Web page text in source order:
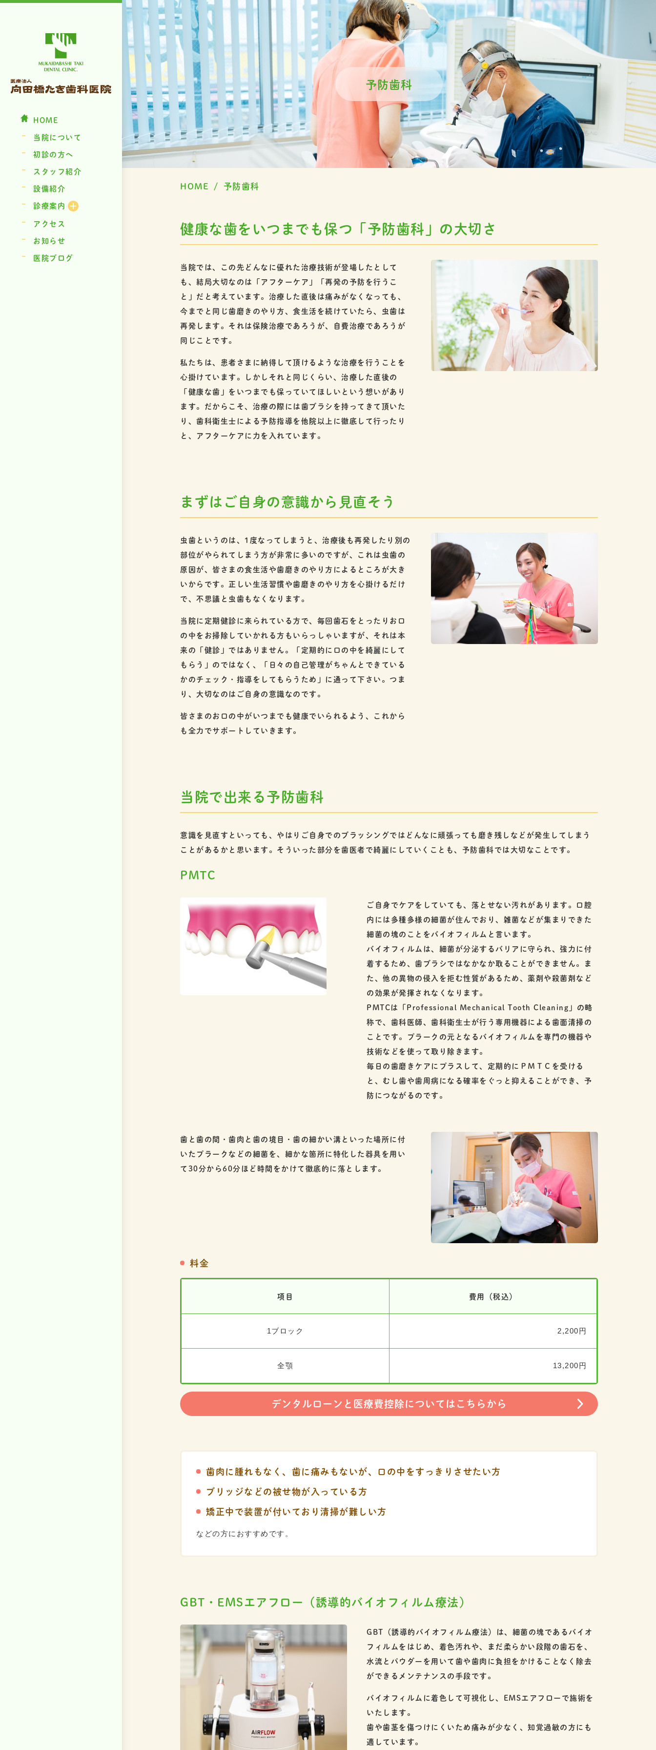
HOME
当院について
初診の方へ
スタッフ紹介
設備紹介
診療案内
アクセス
お知らせ
医院ブログ
予防歯科
HOME 予防歯科
健康な歯をいつまでも保つ「予防歯科」の大切さ
当院では、この先どんなに優れた治療技術が登場したとして
も、結局大切なのは「アフターケア」「再発の予防を行うこ
と」だと考えています。治療した直後は痛みがなくなっても、
今までと同じ歯磨きのやり方、食生活を続けていたら、虫歯は
再発します。それは保険治療であろうが、自費治療であろうが
同じことです。
私たちは、患者さまに納得して頂けるような治療を行うことを
心掛けています。しかしそれと同じくらい、治療した直後の
「健康な歯」をいつまでも保っていてほしいという想いがあり
ます。だからこそ、治療の際には歯ブラシを持ってきて頂いた
り、歯科衛生士による予防指導を他院以上に徹底して行ったり
と、アフターケアに力を入れています。
まずはご自身の意識から見直そう
虫歯というのは、1度なってしまうと、治療後も再発したり別の
部位がやられてしまう方が非常に多いのですが、これは虫歯の
原因が、皆さまの食生活や歯磨きのやり方によるところが大き
いからです。正しい生活習慣や歯磨きのやり方を心掛けるだけ
で、不思議と虫歯もなくなります。
当院に定期健診に来られている方で、毎回歯石をとったりお口
の中をお掃除していかれる方もいらっしゃいますが、それは本
来の「健診」ではありません。「定期的に口の中を綺麗にして
もらう」のではなく、「日々の自己管理がちゃんとできている
かのチェック・指導をしてもらうため」に通って下さい。つま
り、大切なのはご自身の意識なのです。
皆さまのお口の中がいつまでも健康でいられるよう、これから
も全力でサポートしていきます。
当院で出来る予防歯科
意識を見直すといっても、やはりご自身でのブラッシングではどんなに頑張っても磨き残しなどが発生してしまう
ことがあるかと思います。そういった部分を歯医者で綺麗にしていくことも、予防歯科では大切なことです。
PMTC
ご自身でケアをしていても、落とせない汚れがあります。口腔
内には多種多様の細菌が住んでおり、雑菌などが集まりできた
細菌の塊のことをバイオフィルムと言います。
バイオフィルムは、細菌が分泌するバリアに守られ、強力に付
着するため、歯ブラシではなかなか取ることができません。ま
た、他の異物の侵入を拒む性質があるため、薬剤や殺菌剤など
の効果が発揮されなくなります。
PMTCは「Professional Mechanical Tooth Cleaning」の略
称で、歯科医師、歯科衛生士が行う専用機器による歯面清掃の
ことです。プラークの元となるバイオフィルムを専門の機器や
技術などを使って取り除きます。
毎日の歯磨きケアにプラスして、定期的にＰＭＴＣを受ける
と、むし歯や歯周病になる確率をぐっと抑えることができ、予
防につながるのです。
歯と歯の間・歯肉と歯の境目・歯の細かい溝といった場所に付
いたプラークなどの細菌を、細かな箇所に特化した器具を用い
て30分から60分ほど時間をかけて徹底的に落とします。
料金
項目 費用（税込）
1ブロック 2,200円
全顎 13,200円
デンタルローンと医療費控除についてはこちらから
歯肉に腫れもなく、歯に痛みもないが、口の中をすっきりさせたい方
ブリッジなどの被せ物が入っている方
矯正中で装置が付いており清掃が難しい方
などの方におすすめです。
GBT・EMSエアフロー （誘導的バイオフィルム療法）
GBT（誘導的バイオフィルム療法）は、細菌の塊であるバイオ
フィルムをはじめ、着色汚れや、まだ柔らかい段階の歯石を、
水流とパウダーを用いて歯や歯肉に負担をかけることなく除去
ができるメンテナンスの手段です。
バイオフィルムに着色して可視化し、EMSエアフローで施術を
いたします。
歯や歯茎を傷つけにくいため痛みが少なく、知覚過敏の方にも
適しています。